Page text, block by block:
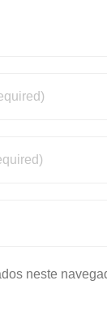
neste